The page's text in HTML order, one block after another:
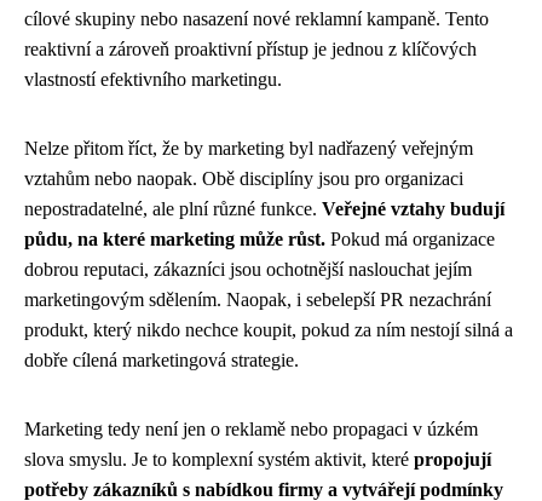
cílové skupiny nebo nasazení nové reklamní kampaně. Tento
reaktivní a zároveň proaktivní přístup je jednou z klíčových
vlastností efektivního marketingu.
Nelze přitom říct, že by marketing byl nadřazený veřejným
vztahům nebo naopak. Obě disciplíny jsou pro organizaci
nepostradatelné, ale plní různé funkce. Veřejné vztahy budují
půdu, na které marketing může růst. Pokud má organizace
dobrou reputaci, zákazníci jsou ochotnější naslouchat jejím
marketingovým sdělením. Naopak, i sebelepší PR nezachrání
produkt, který nikdo nechce koupit, pokud za ním nestojí silná a
dobře cílená marketingová strategie.
Marketing tedy není jen o reklamě nebo propagaci v úzkém
slova smyslu. Je to komplexní systém aktivit, které propojují
potřeby zákazníků s nabídkou firmy a vytvářejí podmínky